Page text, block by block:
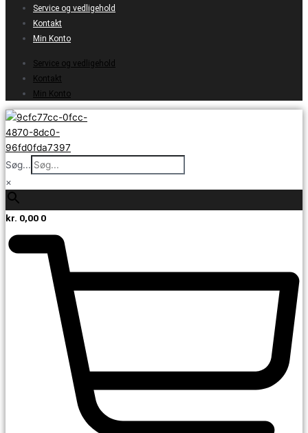
Service og vedligehold
Kontakt
Min Konto
Service og vedligehold
Kontakt
Min Konto
Søg...
×
kr. 0,00 0